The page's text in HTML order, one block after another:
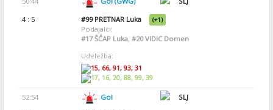
4 : 5
#99PRETNAR Luka (+1)
Podajalci:
#17ŠČAP Luka, #20VIDIC Domen
Udeležba:
15, 66, 91, 93, 31
17, 16, 20, 88, 99, 39
52:54 Gol
SLJ